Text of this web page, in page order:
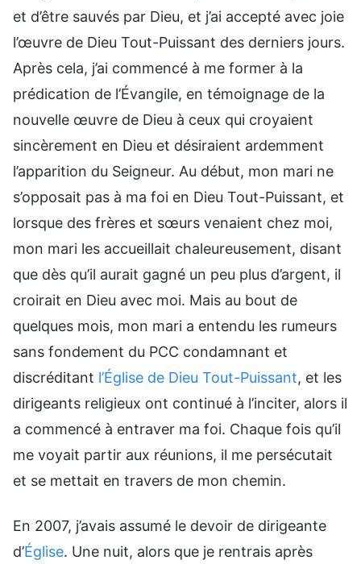
et d’être sauvés par Dieu, et j’ai accepté avec joie
l’œuvre de Dieu Tout-Puissant des derniers jours.
Après cela, j’ai commencé à me former à la
prédication de l’Évangile, en témoignage de la
nouvelle œuvre de Dieu à ceux qui croyaient
sincèrement en Dieu et désiraient ardemment
l’apparition du Seigneur. Au début, mon mari ne
s’opposait pas à ma foi en Dieu Tout-Puissant, et
lorsque des frères et sœurs venaient chez moi,
mon mari les accueillait chaleureusement, disant
que dès qu’il aurait gagné un peu plus d’argent, il
croirait en Dieu avec moi. Mais au bout de
quelques mois, mon mari a entendu les rumeurs
sans fondement du PCC condamnant et
discréditant l’Église de Dieu Tout-Puissant, et les
dirigeants religieux ont continué à l’inciter, alors il
a commencé à entraver ma foi. Chaque fois qu’il
me voyait partir aux réunions, il me persécutait
et se mettait en travers de mon chemin.
En 2007, j’avais assumé le devoir de dirigeante
d’Église. Une nuit, alors que je rentrais après